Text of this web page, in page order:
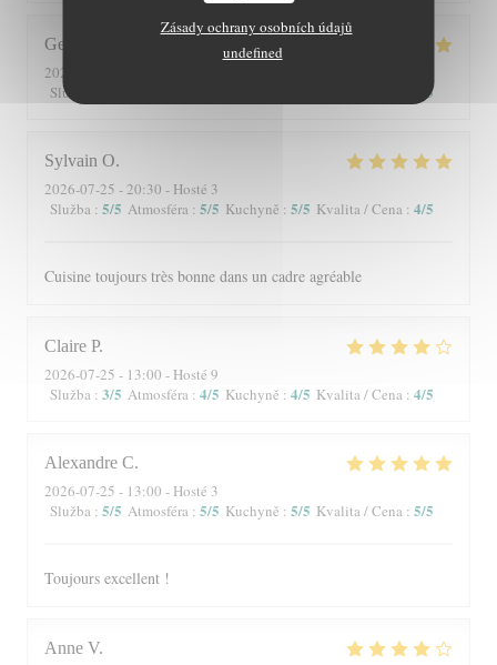
Zásady ochrany osobních údajů
undefined
George
2026-07-30
Služba
/5
Sylvain O
2026-07-25 - 20:30 - Hosté 3
Služba : 5/5 Atmosféra : 5/5 Kuchyně : 5/5 Kvalita / Cena : 4/5
Cuisine toujours très bonne dans un cadre agréable
Claire P
2026-07-25 - 13:00 - Hosté 9
Služba : 3/5 Atmosféra : 4/5 Kuchyně : 4/5 Kvalita / Cena : 4/5
Alexandre C
2026-07-25 - 13:00 - Hosté 3
Služba : 5/5 Atmosféra : 5/5 Kuchyně : 5/5 Kvalita / Cena : 5/5
Toujours excellent !
Anne V